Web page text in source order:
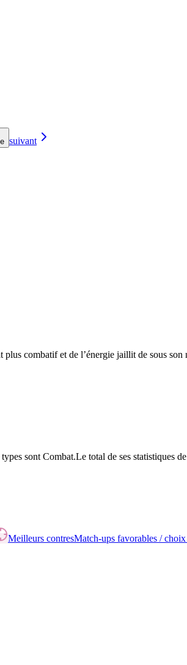
suivant
combatif et de l’énergie jaillit de sous son
sont Combat.Le total de ses statistiques
Meilleurs contresMatch-ups favorables /